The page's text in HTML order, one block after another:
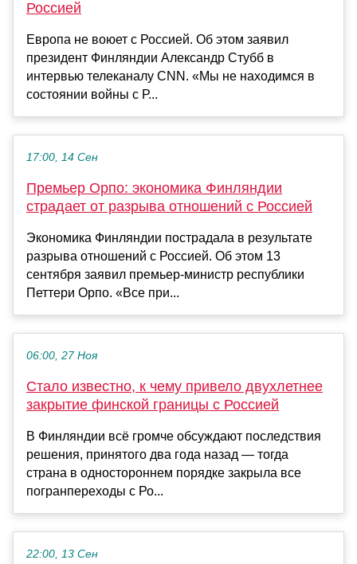
Россией
Европа не воюет с Россией. Об этом заявил
президент Финляндии Александр Стубб в
интервью телеканалу CNN. «Мы не находимся в
состоянии войны с Р...
17:00, 14 Сен
Премьер Орпо: экономика Финляндии
страдает от разрыва отношений с Россией
Экономика Финляндии пострадала в результате
разрыва отношений с Россией. Об этом 13
сентября заявил премьер-министр республики
Петтери Орпо. «Все при...
06:00, 27 Ноя
Стало известно, к чему привело двухлетнее
закрытие финской границы с Россией
В Финляндии всё громче обсуждают последствия
решения, принятого два года назад — тогда
страна в одностороннем порядке закрыла все
погранпереходы с Ро...
22:00, 13 Сен